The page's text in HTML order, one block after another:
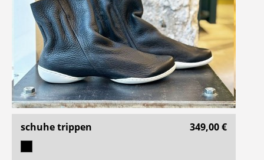
schuhe trippen 349,00 €